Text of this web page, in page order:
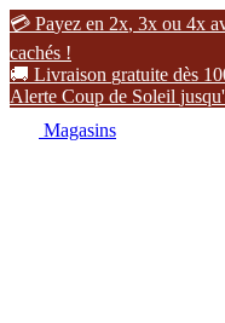
 Payez en 2x, 3x ou 4x a
cachés !
 Livraison gratuite dès 10
Alerte Coup de Soleil jusqu'
Magasins